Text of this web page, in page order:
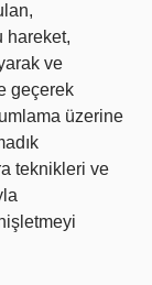
hareket,
ve
geçerek
üzerine
teknikleri ve